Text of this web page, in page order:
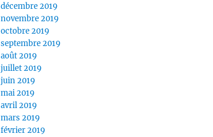
décembre 2019
novembre 2019
octobre 2019
septembre 2019
août 2019
juillet 2019
juin 2019
mai 2019
avril 2019
mars 2019
février 2019